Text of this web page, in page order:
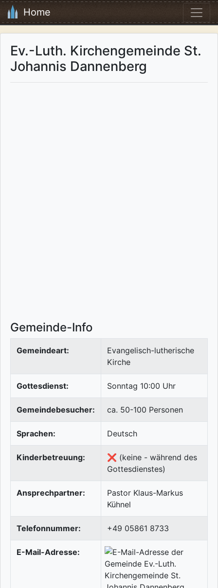
Home
Ev.-Luth. Kirchengemeinde St.
Johannis Dannenberg
Gemeinde-Info
Gemeindeart:
Evangelisch-lutherische
Kirche
Gottesdienst: Sonntag 10:00 Uhr
Gemeindebesucher: ca. 50-100 Personen
Sprachen: Deutsch
Kinderbetreuung:
❌ (keine - während des
Gottesdienstes)
Ansprechpartner:
Pastor Klaus-Markus
Kühnel
Telefonnummer: +49 05861 8733
E-Mail-Adresse: